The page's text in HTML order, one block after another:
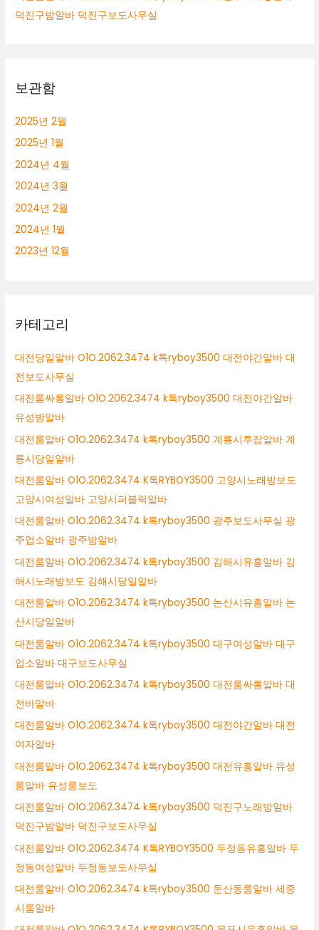
덕진구밤알바 덕진구보도사무실
보관함
2025년 2월
2025년 1월
2024년 4월
2024년 3월
2024년 2월
2024년 1월
2023년 12월
카테고리
대전당일알바 O1O.2062.3474 k톡ryboy3500 대전야간알바 대
전보도사무실
대전룸싸롱알바 O1O.2062.3474 k톡ryboy3500 대전야간알바
유성밤알바
대전룸알바 O1O.2062.3474 k톡ryboy3500 계룡시투잡알바 계
룡시당일알바
대전룸알바 O1O.2062.3474 K톡RYBOY3500 고양시노래방보도
고양시여성알바 고양시퍼블릭알바
대전룸알바 O1O.2062.3474 k톡ryboy3500 광주보도사무실 광
주업소알바 광주밤알바
대전룸알바 O1O.2062.3474 k톡ryboy3500 김해시유흥알바 김
해시노래방보도 김해시당일알바
대전룸알바 O1O.2062.3474 k톡ryboy3500 논산시유흥알바 논
산시당일알바
대전룸알바 O1O.2062.3474 k톡ryboy3500 대구여성알바 대구
업소알바 대구보도사무실
대전룸알바 O1O.2062.3474 k톡ryboy3500 대전룸싸롱알바 대
전바알바
대전룸알바 O1O.2062.3474 k톡ryboy3500 대전야간알바 대전
여자알바
대전룸알바 O1O.2062.3474 k톡ryboy3500 대전유흥알바 유성
룸알바 유성룸보도
대전룸알바 O1O.2062.3474 k톡ryboy3500 덕진구노래방알바
덕진구밤알바 덕진구보도사무실
대전룸알바 O1O.2062.3474 K톡RYBOY3500 두정동유흥알바 두
정동여성알바 두정동보도사무실
대전룸알바 O1O.2062.3474 k톡ryboy3500 둔산동룸알바 세종
시룸알바